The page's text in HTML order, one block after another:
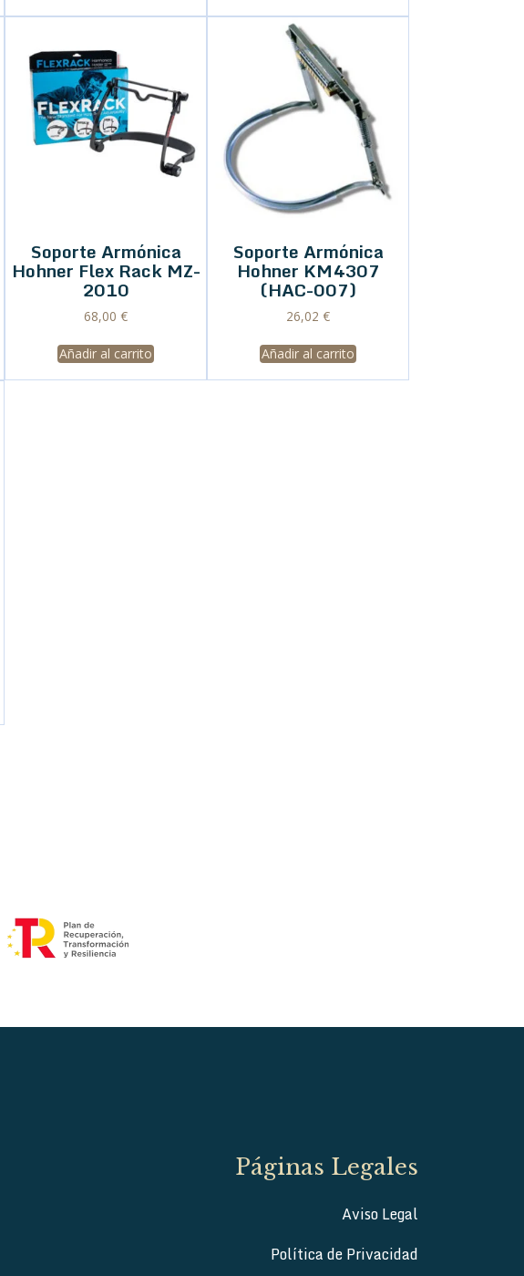
Soporte Armónica
Hohner Flex Rack MZ-
2010
68,00 €
Añadir al carrito
Soporte Armónica
Hohner KM4307
(HAC-007)
26,02 €
Añadir al carrito
Páginas Legales
Aviso Legal
Política de Privacidad